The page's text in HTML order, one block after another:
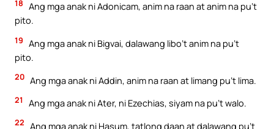
18 Ang mga anak ni Adonicam, anim na raan at anim na pu’t
pito.
19 Ang mga anak ni Bigvai, dalawang libo’t anim na pu’t
pito.
20 Ang mga anak ni Addin, anim na raan at limang pu’t lima.
21 Ang mga anak ni Ater, ni Ezechias, siyam na pu’t walo.
22 Ang mga anak ni Hasum, tatlong daan at dalawang pu’t